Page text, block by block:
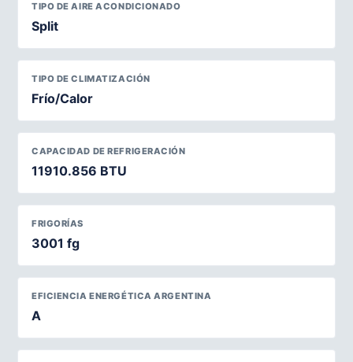
TIPO DE AIRE ACONDICIONADO
Split
TIPO DE CLIMATIZACIÓN
Frío/Calor
CAPACIDAD DE REFRIGERACIÓN
11910.856 BTU
FRIGORÍAS
3001 fg
EFICIENCIA ENERGÉTICA ARGENTINA
A